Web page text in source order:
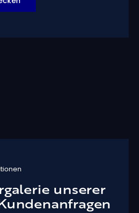
unserer